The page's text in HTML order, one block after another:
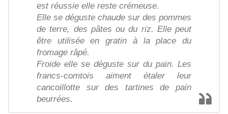
est réussie elle reste crémeuse.
Elle se déguste chaude sur des pommes
de terre, des pâtes ou du riz. Elle peut
être utilisée en gratin à la place du
fromage râpé.
Froide elle se déguste sur du pain. Les
francs-comtois aiment étaler leur
cancoillotte sur des tartines de pain
beurrées.